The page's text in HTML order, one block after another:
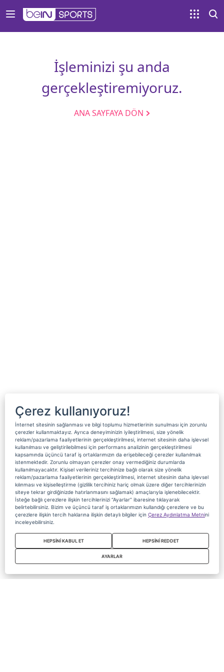
İşleminizi şu anda
gerçekleştiremiyoruz.
ANA SAYFAYA DÖN
Çerez kullanıyoruz!
İnternet sitesinin sağlanması ve bilgi toplumu hizmetlerinin sunulması için zorunlu
çerezler kullanmaktayız. Ayrıca deneyiminizin iyileştirilmesi, size yönelik
reklam/pazarlama faaliyetlerinin gerçekleştirilmesi, internet sitesinin daha işlevsel
kullanılması ve geliştirilebilmesi için performans analizinin gerçekleştirilmesi
kapsamında üçüncü taraf iş ortaklarımızın da erişebileceği çerezler kullanılmak
istenmektedir. Zorunlu olmayan çerezler onay vermediğiniz durumlarda
kullanılmayacaktır. Kişisel verileriniz tercihinize bağlı olarak size yönelik
reklam/pazarlama faaliyetlerinin gerçekleştirilmesi, internet sitesinin daha işlevsel
kılınması ve kişiselleştirme (gizlilik tercihiniz hariç olmak üzere diğer tercihlerinizin
siteye tekrar girdiğinizde hatırlanmasını sağlamak) amaçlarıyla işlenebilecektir.
İsteğe bağlı çerezlere ilişkin tercihlerinizi “Ayarlar” ibaresine tıklayarak
belirtebilirsiniz. Bizim ve üçüncü taraf iş ortaklarımızın kullandığı çerezlere ve bu
çerezlere ilişkin tercih haklarına ilişkin detaylı bilgiler için Çerez Aydınlatma Metnini
inceleyebilirsiniz.
HEPSİNİ KABUL ET HEPSİNİ REDDET
AYARLAR